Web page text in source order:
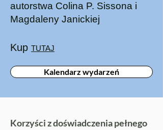
autorstwa Colina P. Sissona i
Magdaleny Janickiej
Kup TUTAJ
Kalendarz wydarzeń
Korzyści z doświadczenia pełnego